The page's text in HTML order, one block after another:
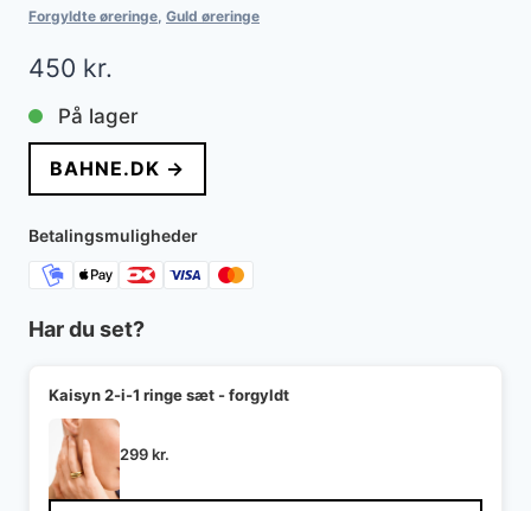
Forgyldte øreringe Guld øreringe
450 kr.
På lager
BAHNE.DK →
Betalingsmuligheder
Har du set?
Kaisyn 2-i-1 ringe sæt - forgyldt
299kr.